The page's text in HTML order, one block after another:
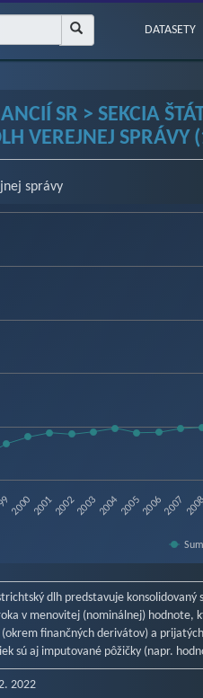
DATASETY
SR > SEKCIA
VEREJNEJ SPRÁVY
správy
categories.
v mil. Eur, and %.
20002001200220032004200520062007 2008
dlh predstavuje konsolidovaný
v menovitej (nominálnej) hodnote,
finančných derivátov) a
sú aj imputované pôžičky (napr.
2022